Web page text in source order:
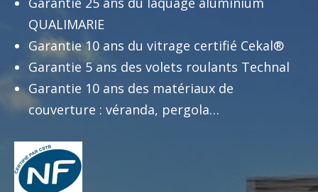
QUALIMARIE
Garantie 10 ans du vitrage certifié Cekal®
Garantie 5 ans des volets roulants Technal
Garantie 10 ans des matériaux de
couverture : véranda, pergola…